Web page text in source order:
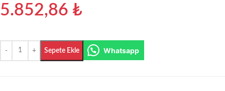
5.852,86 ₺
Sepete Ekle Whatsapp